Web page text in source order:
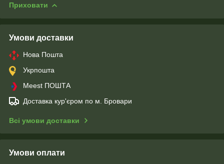
Приховати
Умови доставки
Нова Пошта
Укрпошта
Meest ПОШТА
Доставка кур'єром по м. Бровари
Всі умови доставки
Умови оплати